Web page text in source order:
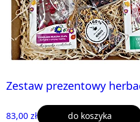
Zestaw prezentowy
83,00 zł do koszyka